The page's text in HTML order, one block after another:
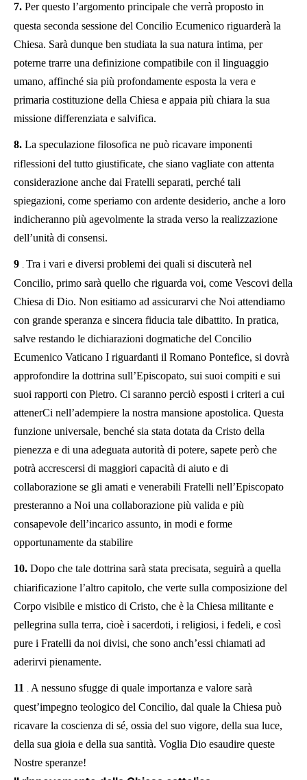
7. Per questo l’argomento principale che verrà proposto in
questa seconda sessione del Concilio Ecumenico riguarderà la
Chiesa. Sarà dunque ben studiata la sua natura intima, per
poterne trarre una definizione compatibile con il linguaggio
umano, affinché sia più profondamente esposta la vera e
primaria costituzione della Chiesa e appaia più chiara la sua
missione differenziata e salvifica.
8. La speculazione filosofica ne può ricavare imponenti
riflessioni del tutto giustificate, che siano vagliate con attenta
considerazione anche dai Fratelli separati, perché tali
spiegazioni, come speriamo con ardente desiderio, anche a loro
indicheranno più agevolmente la strada verso la realizzazione
dell’unità di consensi.
9 . Tra i vari e diversi problemi dei quali si discuterà nel
Concilio, primo sarà quello che riguarda voi, come Vescovi della
Chiesa di Dio. Non esitiamo ad assicurarvi che Noi attendiamo
con grande speranza e sincera fiducia tale dibattito. In pratica,
salve restando le dichiarazioni dogmatiche del Concilio
Ecumenico Vaticano I riguardanti il Romano Pontefice, si dovrà
approfondire la dottrina sull’Episcopato, sui suoi compiti e sui
suoi rapporti con Pietro. Ci saranno perciò esposti i criteri a cui
attenerCi nell’adempiere la nostra mansione apostolica. Questa
funzione universale, benché sia stata dotata da Cristo della
pienezza e di una adeguata autorità di potere, sapete però che
potrà accrescersi di maggiori capacità di aiuto e di
collaborazione se gli amati e venerabili Fratelli nell’Episcopato
presteranno a Noi una collaborazione più valida e più
consapevole dell’incarico assunto, in modi e forme
opportunamente da stabilire
10. Dopo che tale dottrina sarà stata precisata, seguirà a quella
chiarificazione l’altro capitolo, che verte sulla composizione del
Corpo visibile e mistico di Cristo, che è la Chiesa militante e
pellegrina sulla terra, cioè i sacerdoti, i religiosi, i fedeli, e così
pure i Fratelli da noi divisi, che sono anch’essi chiamati ad
aderirvi pienamente.
11 . A nessuno sfugge di quale importanza e valore sarà
quest’impegno teologico del Concilio, dal quale la Chiesa può
ricavare la coscienza di sé, ossia del suo vigore, della sua luce,
della sua gioia e della sua santità. Voglia Dio esaudire queste
Nostre speranze!